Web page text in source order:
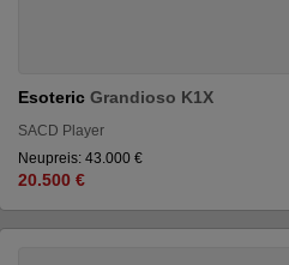
Esoteric Grandioso K1X
SACD Player
Neupreis: 43.000 €
20.500 €